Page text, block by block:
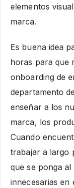
elementos
marca.
Es buena idea
horas para que
onboarding de
departamento
enseñar a los
marca, los
Cuando
trabajar a largo
que se ponga
innecesarias en